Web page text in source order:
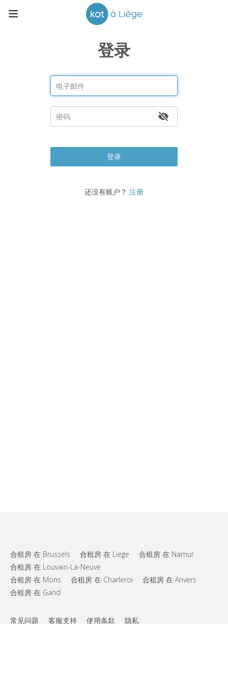
登录
登录
还没有账户？ 注册
合租房 在 Brussels 合租房 在 Liege
合租房 在 Namur
合租房 在 Louvain-La-Neuve
合租房 在 Mons
合租房 在 Charleroi
合租房 在 Anvers
合租房 在 Gand
常见问题 客服支持 使用条款 隐私